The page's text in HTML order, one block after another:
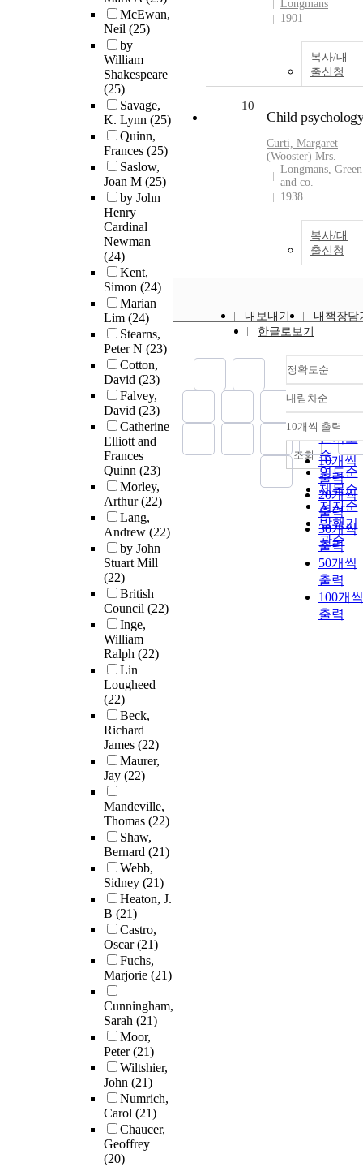
McEwan,
Neil (25)
by
William
Shakespeare
(25)
Savage,
K. Lynn (25)
Quinn,
Frances (25)
Saslow,
Joan M (25)
by John
Henry
Cardinal
Newman
(24)
Kent,
Simon (24)
Marian
Lim (24)
Stearns,
Peter N (23)
Cotton,
David (23)
Falvey,
David (23)
Catherine
Elliott and
Frances
Quinn (23)
Morley,
Arthur(22)
Lang,
Andrew (22)
by John
Stuart Mill
(22)
British
Council (22)
Inge,
William
Ralph (22)
Lin
Lougheed
(22)
Beck,
Richard
James (22)
Maurer,
Jay (22)
Mandeville,
Thomas (22)
Shaw,
Bernard (21)
Webb,
Sidney (21)
Heaton, J.
B (21)
Castro,
Oscar(21)
Fuchs,
Marjorie (21)
Cunningham,
Sarah (21)
Moor,
Peter(21)
Wiltshier,
John (21)
Numrich,
Carol (21)
Chaucer,
Geoffrey
(20)
Longmans
1901
복사/대
출신청
10
Child psychology
Curti, Margaret
(Wooster) Mrs.
Longmans, Green
and co.
1938
복사/대
출신청
내보내기
내책장담
한글로보기
정확도순
정확도
순
인기도
순
연도순
제목순
저자순
발행기
관순
내림차순
내림차
10개씩 출력
10개씩
출력
20개씩
출력
30개씩
출력
50개씩
출력
100개씩
출력
조회